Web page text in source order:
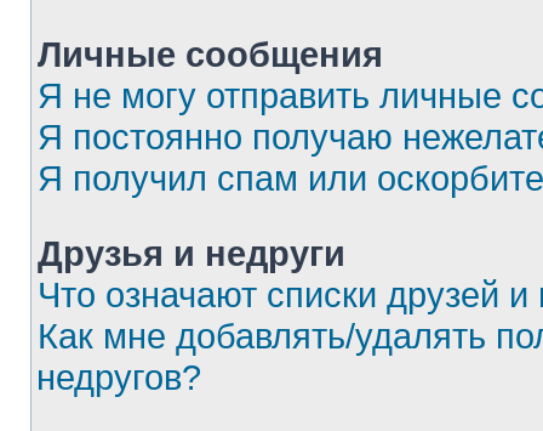
Личные сообщения
Я не могу отправить личные
Я постоянно получаю
Я получил спам или
Друзья и недруги
Что означают списки друзей и
Как мне добавлять/удалять
недругов?